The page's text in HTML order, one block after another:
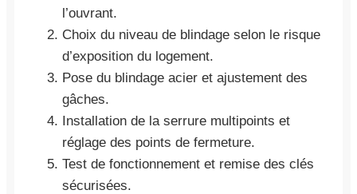
l’ouvrant.
Choix du niveau de blindage selon le risque
d’exposition du logement.
Pose du blindage acier et ajustement des
gâches.
Installation de la serrure multipoints et
réglage des points de fermeture.
Test de fonctionnement et remise des clés
sécurisées.